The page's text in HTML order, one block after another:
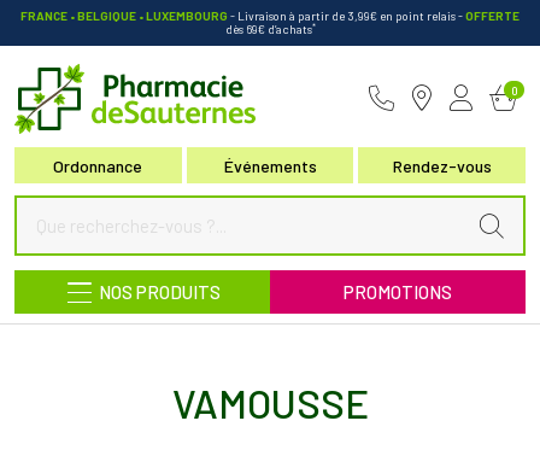
FRANCE • BELGIQUE • LUXEMBOURG - Livraison à partir de 3,99€ en point relais-OFFERTE
dès 69€ d’achats*
Ordonnance Événements Rendez-vous
0
NOS PRODUITS PROMOTIONS
VAMOUSSE